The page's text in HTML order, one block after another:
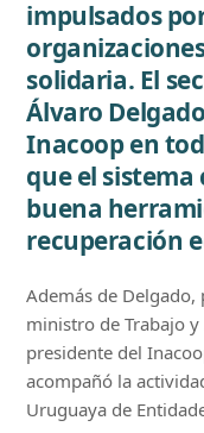
impulsados
solidaria. El
Álvaro
Inacoop en
que el
buena
recuperación
Además de
ministro de Trabajo
presidente del
acompañó la
Uruguaya de